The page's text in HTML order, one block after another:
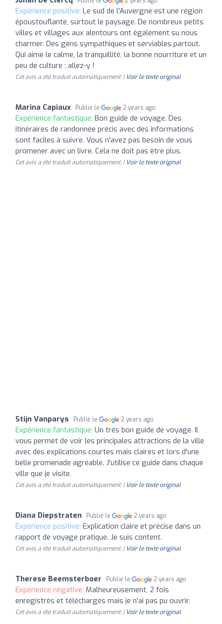
Expérience positive: Le sud de l'Auvergne est une région
époustouflante, surtout le paysage. De nombreux petits
villes et villages aux alentours ont également su nous
charmer. Des gens sympathiques et serviables partout.
Qui aime le calme, la tranquillité, la bonne nourriture et un
peu de culture : allez-y !
Cet avis a été traduit automatiquement. | Voir le texte original
Marina Capiaux Publié le 2 years ago
Expérience fantastique: Bon guide de voyage. Des
itinéraires de randonnée précis avec des informations
sont faciles à suivre. Vous n'avez pas besoin de vous
promener avec un livre. Cela ne doit pas être plus.
Cet avis a été traduit automatiquement. | Voir le texte original
Stijn Vanparys Publié le 2 years ago
Expérience fantastique: Un très bon guide de voyage. Il
vous permet de voir les principales attractions de la ville
avec des explications courtes mais claires et lors d'une
belle promenade agréable. J'utilise ce guide dans chaque
ville que je visite.
Cet avis a été traduit automatiquement. | Voir le texte original
Diana Diepstraten Publié le 2 years ago
Expérience positive: Explication claire et précise dans un
rapport de voyage pratique. Je suis content.
Cet avis a été traduit automatiquement. | Voir le texte original
Therese Beemsterboer Publié le 2 years ago
Expérience négative: Malheureusement, 2 fois
enregistrés et téléchargés mais je n'ai pas pu ouvrir.
Cet avis a été traduit automatiquement. | Voir le texte original